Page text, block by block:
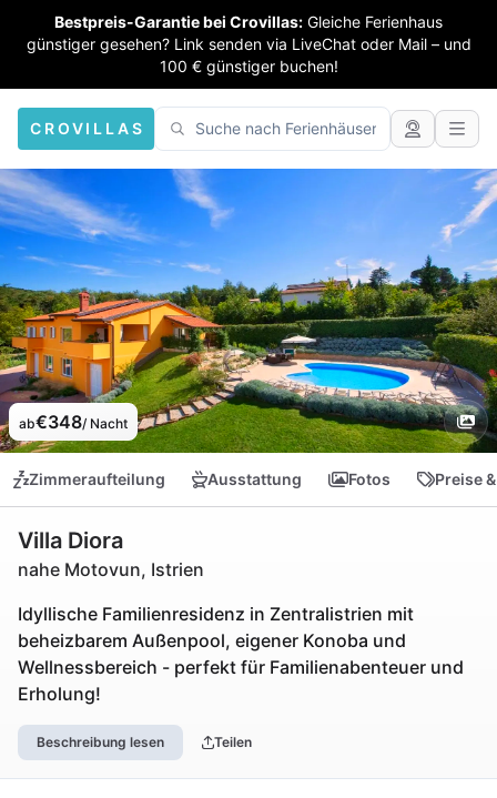
Bestpreis-Garantie bei Crovillas: Gleiche Ferienhaus
günstiger gesehen? Link senden via LiveChat oder Mail – und
100 € günstiger buchen!
CROVILLAS
ab€348/ Nacht
Zimmeraufteilung Ausstattung Fotos Preise
Villa Diora
nahe Motovun, Istrien
Idyllische Familienresidenz in Zentralistrien mit
beheizbarem Außenpool, eigener Konoba und
Wellnessbereich - perfekt für Familienabenteuer und
Erholung!
Beschreibung lesen Teilen